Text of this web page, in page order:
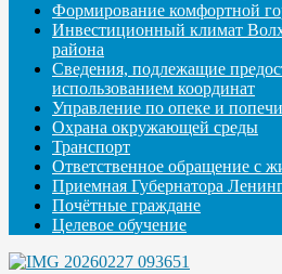
Формирование комфортной
Инвестиционный климат
района
Сведения, подлежащие
использованием координат
Управление по опеке и
Охрана окружающей среды
Транспорт
Ответственное обращение с
Приемная Губернатора
Почётные граждане
Целевое обучение